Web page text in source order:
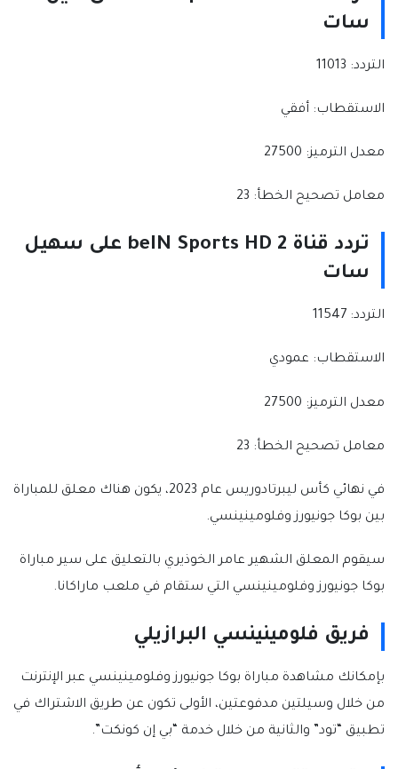
سات
التردد: 11013
الاستقطاب: أفقي
معدل الترميز: 27500
معامل تصحيح الخطأ: 23
تردد قناة beIN Sports HD 2 على سهيل
سات
التردد: 11547
الاستقطاب: عمودي
معدل الترميز: 27500
معامل تصحيح الخطأ: 23
في نهائي كأس ليبرتادوريس عام 2023، يكون هناك معلق للمباراة
بين بوكا جونيورز وفلومينينسي.
سيقوم المعلق الشهير عامر الخوذيري بالتعليق على سير مباراة
بوكا جونيورز وفلومينينسي التي ستقام في ملعب ماراكانا.
فريق فلومينينسي البرازيلي
بإمكانك مشاهدة مباراة بوكا جونيورز وفلومينينسي عبر الإنترنت
من خلال وسيلتين مدفوعتين، الأولى تكون عن طريق الاشتراك في
تطبيق “تود” والثانية من خلال خدمة “بي إن كونكت”.